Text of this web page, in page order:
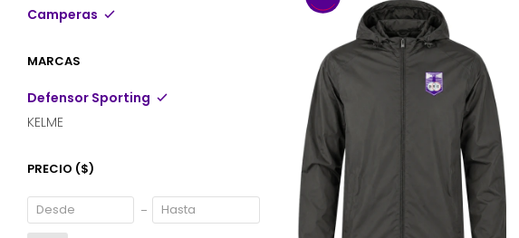
Camperas
MARCAS
Defensor Sporting
KELME
PRECIO ($)